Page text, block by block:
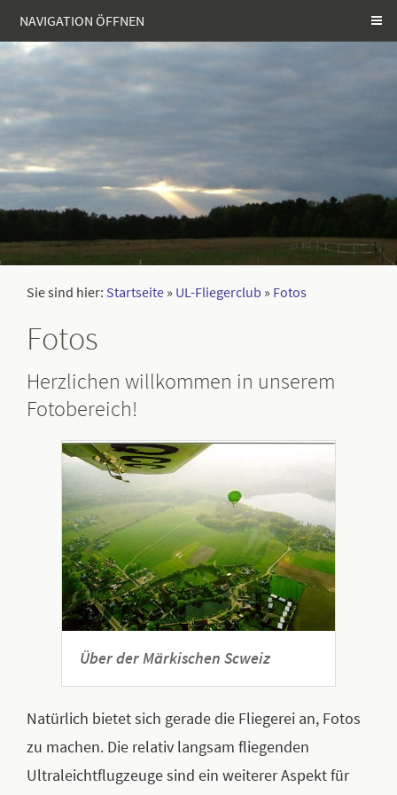
NAVIGATION ÖFFNEN
Sie sind hier: Startseite » UL-Fliegerclub » Fotos
Fotos
Herzlichen willkommen in unserem
Fotobereich!
Über der Märkischen Scweiz
Natürlich bietet sich gerade die Fliegerei an, Fotos
zu machen. Die relativ langsam fliegenden
Ultraleichtflugzeuge sind ein weiterer Aspekt für